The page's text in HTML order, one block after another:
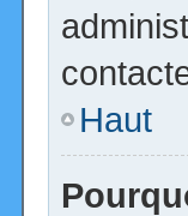
Haut